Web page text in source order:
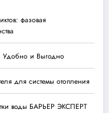
фазовая
Удобно и Выгодно
для системы отопления
воды БАРЬЕР ЭКСПЕРТ